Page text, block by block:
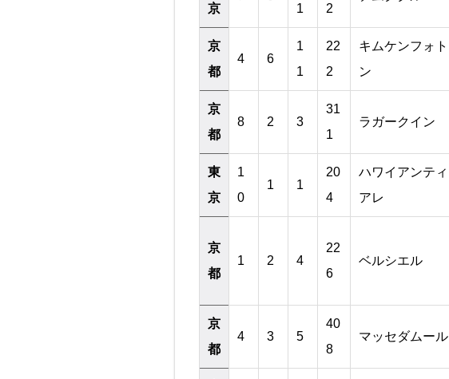
京
1
2
京
都
4 6
1
1
22
2
キムケンフォト
ン
京
都
8 2 3
31
1
ラガークイン
東
京
1
0
1 1
20
4
ハワイアンティ
アレ
京
都
1 2 4
22
6
ベルシエル
京
都
4 3 5
40
8
マッセダムール